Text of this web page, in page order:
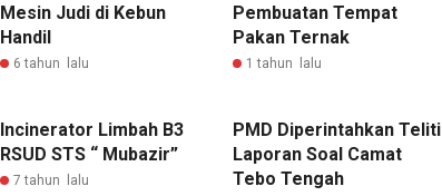
Mesin Judi di Kebun
Handil
6 tahun lalu
Pembuatan Tempat
Pakan Ternak
1 tahun lalu
Incinerator Limbah B3
RSUD STS “ Mubazir”
7 tahun lalu
PMD Diperintahkan Teliti
Laporan Soal Camat
Tebo Tengah